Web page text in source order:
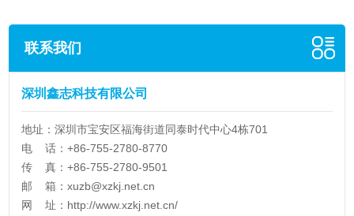
联系我们
深圳鑫志科技有限公司
地址：深圳市宝安区福海街道同泰时代中心4栋701
电 话：+86-755-2780-8770
传 真：+86-755-2780-9501
邮 箱：xuzb@xzkj.net.cn
网 址： http://www.xzkj.net.cn/